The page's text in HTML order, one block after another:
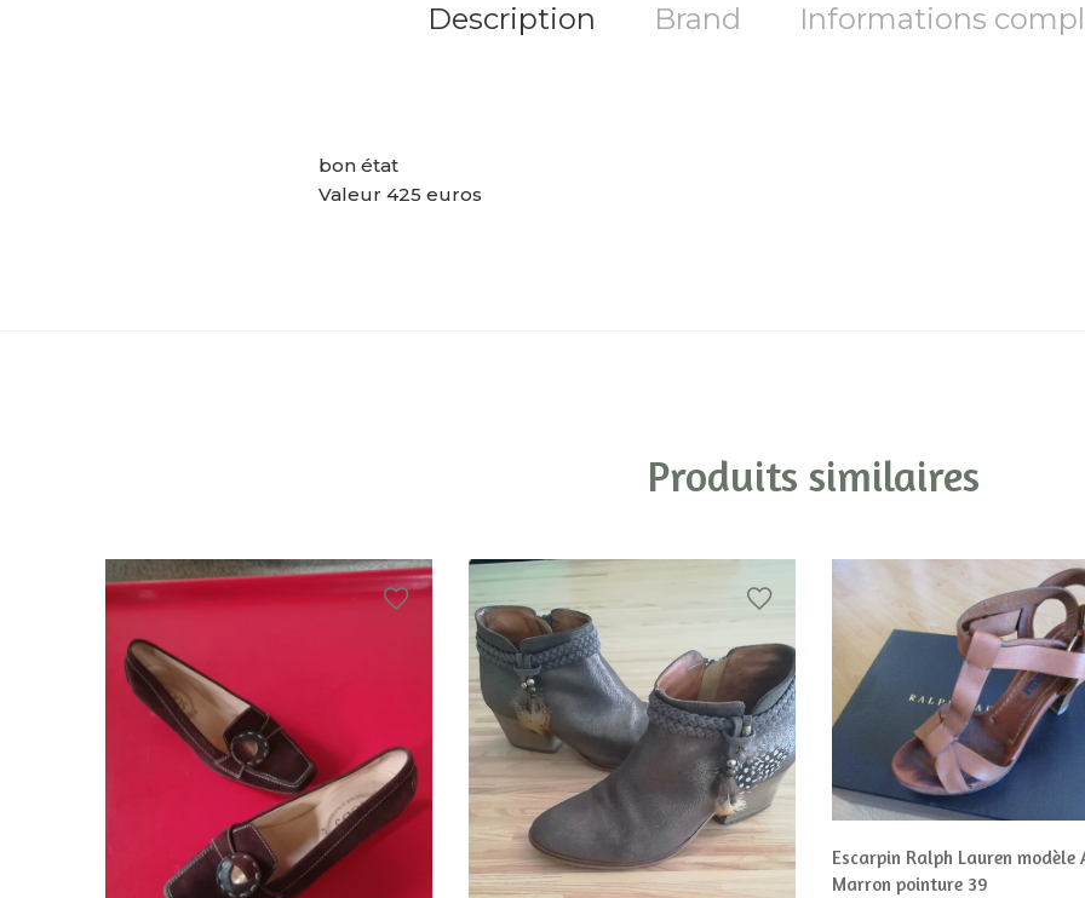
Description Brand Informations
bon état
Valeur 425 euros
Produits similaires
Escarpin Ralph Lauren
Marron pointure 39